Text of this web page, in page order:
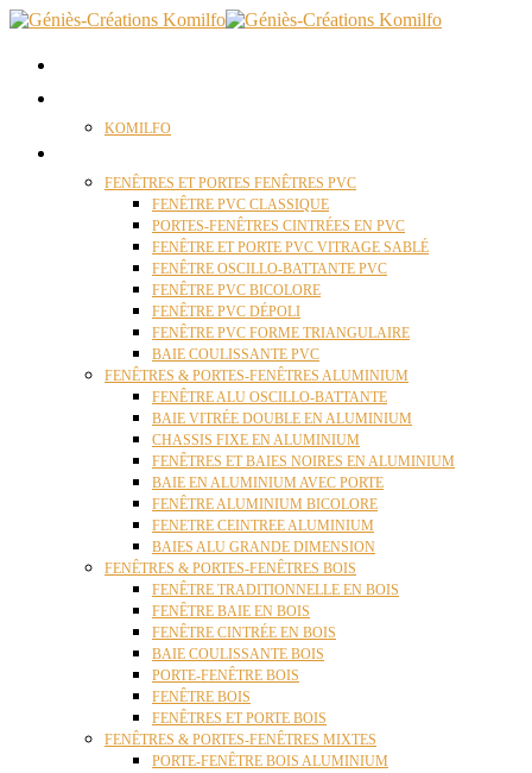
KOMILFO
FENÊTRES ET PORTES FENÊTRES PVC
FENÊTRE PVC CLASSIQUE
PORTES-FENÊTRES CINTRÉES EN PVC
FENÊTRE ET PORTE PVC VITRAGE SABLÉ
FENÊTRE OSCILLO-BATTANTE PVC
FENÊTRE PVC BICOLORE
FENÊTRE PVC DÉPOLI
FENÊTRE PVC FORME TRIANGULAIRE
BAIE COULISSANTE PVC
FENÊTRES & PORTES-FENÊTRES ALUMINIUM
FENÊTRE ALU OSCILLO-BATTANTE
BAIE VITRÉE DOUBLE EN ALUMINIUM
CHASSIS FIXE EN ALUMINIUM
FENÊTRES ET BAIES NOIRES EN ALUMINIUM
BAIE EN ALUMINIUM AVEC PORTE
FENÊTRE ALUMINIUM BICOLORE
FENETRE CEINTREE ALUMINIUM
BAIES ALU GRANDE DIMENSION
FENÊTRES & PORTES-FENÊTRES BOIS
FENÊTRE TRADITIONNELLE EN BOIS
FENÊTRE BAIE EN BOIS
FENÊTRE CINTRÉE EN BOIS
BAIE COULISSANTE BOIS
PORTE-FENÊTRE BOIS
FENÊTRE BOIS
FENÊTRES ET PORTE BOIS
FENÊTRES & PORTES-FENÊTRES MIXTES
PORTE-FENÊTRE BOIS ALUMINIUM